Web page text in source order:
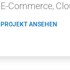
E-Commerce,
PROJEKT ANSEHEN